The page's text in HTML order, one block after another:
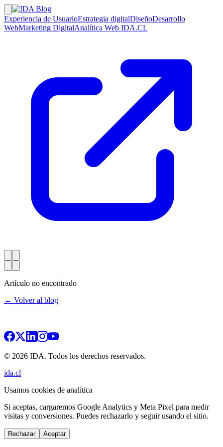
Experiencia de UsuarioEstrategia digitalDiseñoDesarrollo
WebMarketing DigitalAnalítica Web IDA.CL
Artículo no encontrado
← Volver al blog
© 2026 IDA. Todos los derechos reservados.
ida.cl
Usamos cookies de analítica
Si aceptas, cargaremos Google Analytics y Meta Pixel para medir
visitas y conversiones. Puedes rechazarlo y seguir usando el sitio.
Rechazar Aceptar